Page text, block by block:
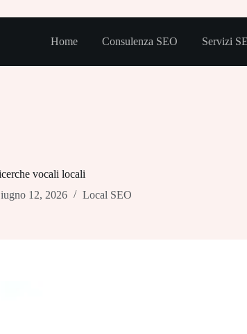
Home
Consulenza SEO Servizi
vocali locali
12, 2026 Local SEO